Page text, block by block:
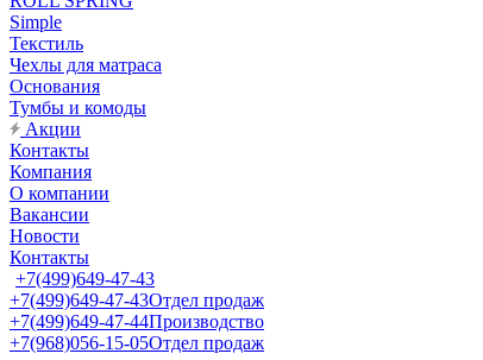
Simple
Текстиль
Чехлы для матраса
Основания
Тумбы и комоды
Акции
Контакты
Компания
О компании
Вакансии
Новости
Контакты
+7(499)649-47-43
+7(499)649-47-43Отдел продаж
+7(499)649-47-44Производство
+7(968)056-15-05Отдел продаж